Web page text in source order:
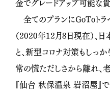
全てのプランにGoToト
（2020年12月8日現在）、
と、新型コロナ対策もしっ
常の慌ただしさから離れ
『仙台 秋保温泉 岩沼屋』で